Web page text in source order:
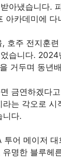
아냈습니다.
아카데미에
호주 전지훈
습니다. 2024
거두며 동년
금연하겠다
는 각오로
니다.
어 메이저
명한 블루헤